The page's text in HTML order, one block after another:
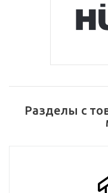
Разделы с